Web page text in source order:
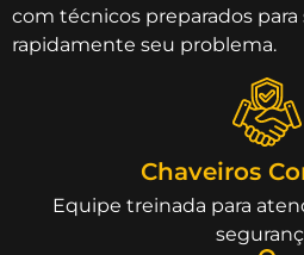
com técnicos preparados para
rapidamente seu problema.
Chaveiros
Equipe treinada para